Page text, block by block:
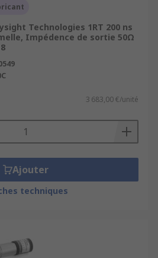
Technologies 1RT 200 ns
Impédence de sortie 50Ω
3 683,00 €/unité
Ajouter
techniques